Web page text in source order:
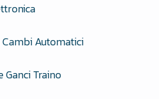
Automatici
Ganci Traino